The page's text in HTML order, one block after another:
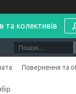
та колективів
Повернення та